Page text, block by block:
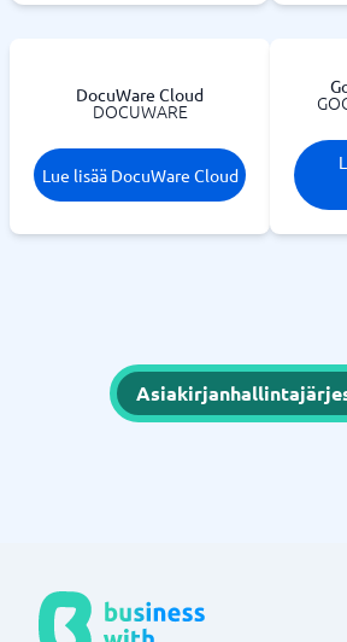
DocuWare Cloud
DOCUWARE
Lue lisää DocuWare Cloud